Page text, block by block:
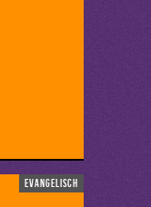
evangelisch